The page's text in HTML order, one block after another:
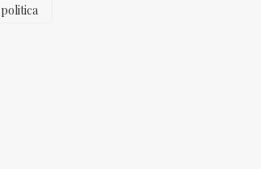
politica